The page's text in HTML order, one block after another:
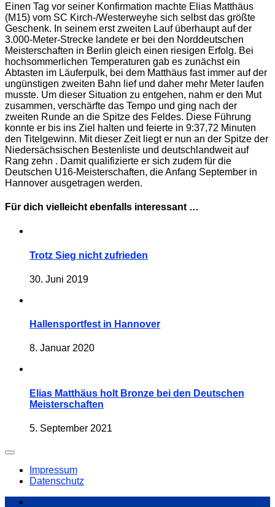
Einen Tag vor seiner Konfirmation machte Elias Matthäus
(M15) vom SC Kirch-/Westerweyhe sich selbst das größte
Geschenk. In seinem erst zweiten Lauf überhaupt auf der
3.000-Meter-Strecke landete er bei den Norddeutschen
Meisterschaften in Berlin gleich einen riesigen Erfolg. Bei
hochsommerlichen Temperaturen gab es zunächst ein
Abtasten im Läuferpulk, bei dem Matthäus fast immer auf der
ungünstigen zweiten Bahn lief und daher mehr Meter laufen
musste. Um dieser Situation zu entgehen, nahm er den Mut
zusammen, verschärfte das Tempo und ging nach der
zweiten Runde an die Spitze des Feldes. Diese Führung
konnte er bis ins Ziel halten und feierte in 9:37,72 Minuten
den Titelgewinn. Mit dieser Zeit liegt er nun an der Spitze der
Niedersächsischen Bestenliste und deutschlandweit auf
Rang zehn . Damit qualifizierte er sich zudem für die
Deutschen U16-Meisterschaften, die Anfang September in
Hannover ausgetragen werden.
Für dich vielleicht ebenfalls interessant …
Trotz Sieg nicht zufrieden
30. Juni 2019
Hallensportfest in Hannover
8. Januar 2020
Elias Matthäus holt Bronze bei den Deutschen
Meisterschaften
5. September 2021
Impressum
Datenschutz